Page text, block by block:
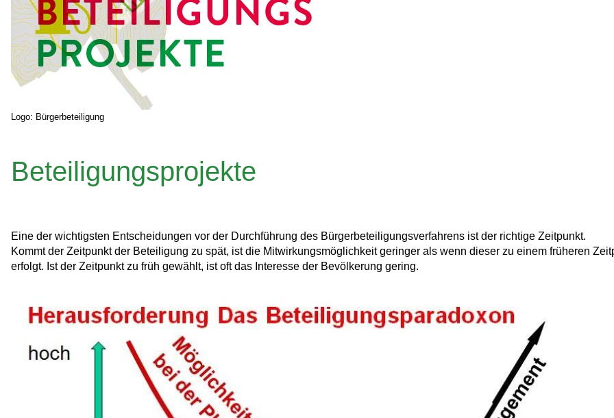
Logo: Bürgerbeteiligung
Beteiligungsprojekte
Eine der wichtigsten Entscheidungen vor der Durchführung des Bürgerbeteiligungsverfahrens ist der richtige Zeitpunkt.
Kommt der Zeitpunkt der Beteiligung zu spät, ist die Mitwirkungsmöglichkeit geringer als wenn dieser zu einem früheren
erfolgt. Ist der Zeitpunkt zu früh gewählt, ist oft das Interesse der Bevölkerung gering.